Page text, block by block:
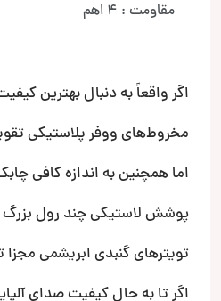
مقاومت : 4 اهم
اگر واقعاً به دنبال بهترین
مخروط‌های ووفر پلاستیکی
اما همچنین به اندازه کافی
پوشش لاستیکی چند رول بزرگ
تویترهای گنبدی ابریشمی
اگر تا به حال کیفیت صدای